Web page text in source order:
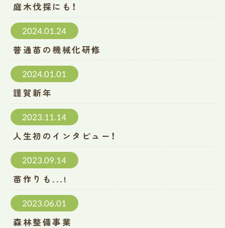
庭木伐採にも！
2024.01.24
普通苗の機械化研修
2024.01.01
謹賀新年
2023.11.14
人生初のインタビュー！
2023.09.14
苗作りも...!
2023.06.01
森林整備事業